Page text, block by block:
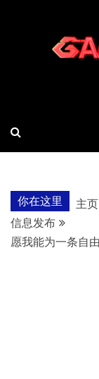
你在这里 主页
信息发布
愿我能为一条自